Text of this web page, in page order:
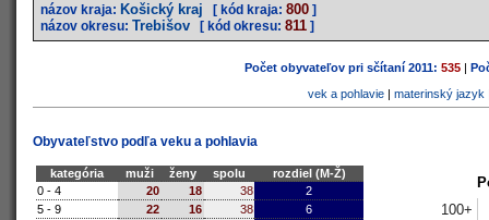
názov kraja: Košický kraj [ kód kraja: 800 ]
názov okresu: Trebišov [ kód okresu: 811 ]
Počet obyvateľov pri sčítaní 2011: 535 |
vek a pohlavie| materinský jazyk
Obyvateľstvo podľa veku a pohlavia
kategória muži ženy spolu
rozdiel (M-Ž)
0 - 4
20 18 38
2
5 - 9
22 16 38
6
100+